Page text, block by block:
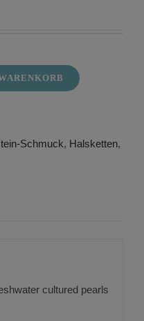
Schmuck, Halsketten,
cultured pearls